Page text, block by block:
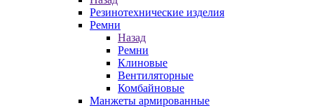
Резинотехнические изделия
Ремни
Назад
Ремни
Клиновые
Вентиляторные
Комбайновые
Манжеты армированные